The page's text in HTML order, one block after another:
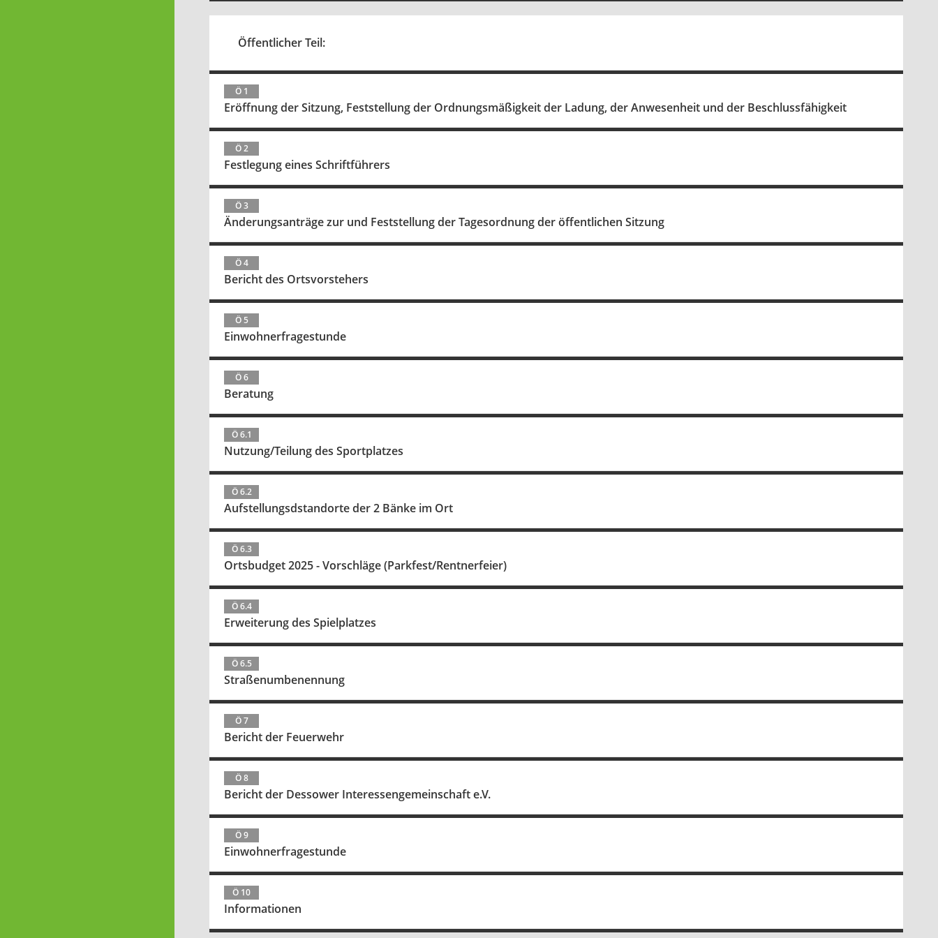
Öffentlicher Teil:
Ö 1
Eröffnung der Sitzung, Feststellung der Ordnungsmäßigkeit der Ladung, der Anwesenheit und der Beschlussfähigkeit
Ö 2
Festlegung eines Schriftführers
Ö 3
Änderungsanträge zur und Feststellung der Tagesordnung der öffentlichen Sitzung
Ö 4
Bericht des Ortsvorstehers
Ö 5
Einwohnerfragestunde
Ö 6
Beratung
Ö 6.1
Nutzung/Teilung des Sportplatzes
Ö 6.2
Aufstellungsdstandorte der 2 Bänke im Ort
Ö 6.3
Ortsbudget 2025 - Vorschläge (Parkfest/Rentnerfeier)
Ö 6.4
Erweiterung des Spielplatzes
Ö 6.5
Straßenumbenennung
Ö 7
Bericht der Feuerwehr
Ö 8
Bericht der Dessower Interessengemeinschaft e.V.
Ö 9
Einwohnerfragestunde
Ö 10
Informationen